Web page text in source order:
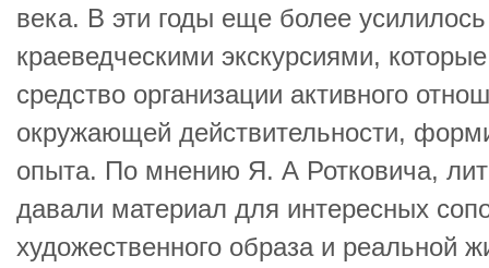
века. В эти годы еще более
краеведческими экскурсиями,
средство организации активного
окружающей действительности,
опыта. По мнению Я. А Ротковича,
давали материал для интересных
художественного образа и реальной